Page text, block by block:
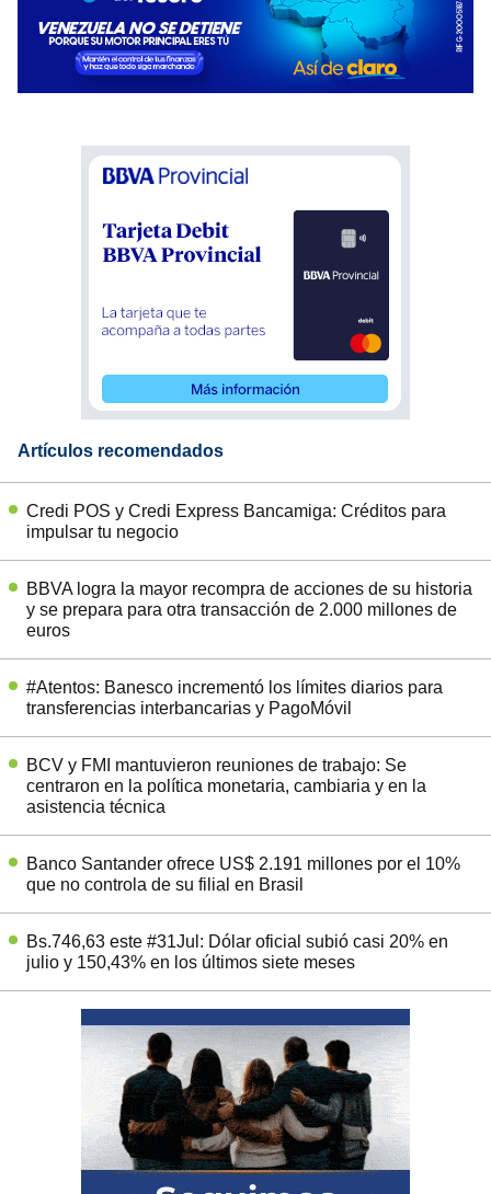
Artículos recomendados
Credi POS y Credi Express Bancamiga: Créditos para
impulsar tu negocio
BBVA logra la mayor recompra de acciones de su historia
y se prepara para otra transacción de 2.000 millones de
euros
#Atentos: Banesco incrementó los límites diarios para
transferencias interbancarias y PagoMóvil
BCV y FMI mantuvieron reuniones de trabajo: Se
centraron en la política monetaria, cambiaria y en la
asistencia técnica
Banco Santander ofrece US$ 2.191 millones por el 10%
que no controla de su filial en Brasil
Bs.746,63 este #31Jul: Dólar oficial subió casi 20% en
julio y 150,43% en los últimos siete meses